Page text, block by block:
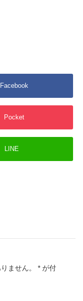
Facebook
Pocket
LINE
ません。 * が付